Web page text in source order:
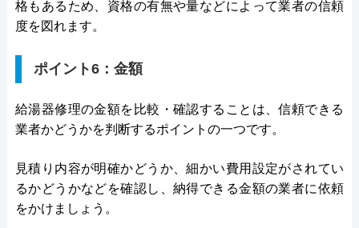
格もあるため、資格の有無や量などによって業者の信頼
度を図れます。
ポイント6：金額
給湯器修理の金額を比較・確認することは、信頼できる
業者かどうかを判断するポイントの一つです。
見積り内容が明確かどうか、細かい費用設定がされてい
るかどうかなどを確認し、納得できる金額の業者に依頼
をかけましょう。